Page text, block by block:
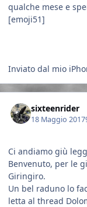
qualche mese e
[emoji51]
Inviato dal mio
sixteenrider
18 Maggio 2017
Ci andiamo giù
Benvenuto, per le
Giringiro.
Un bel raduno lo
letta al thread